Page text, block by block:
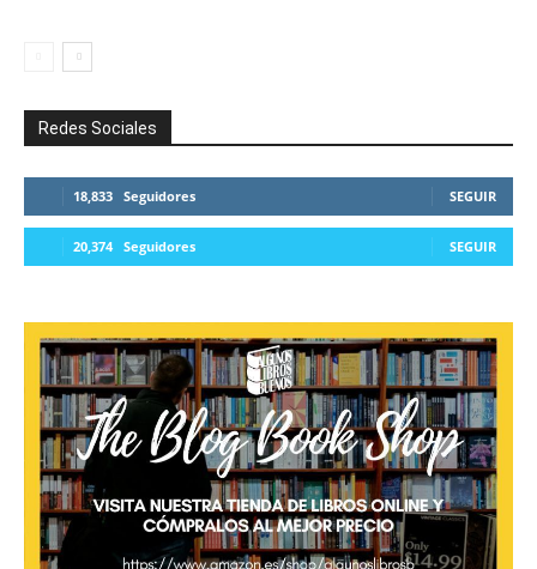
Redes Sociales
18,833 Seguidores SEGUIR
20,374 Seguidores SEGUIR